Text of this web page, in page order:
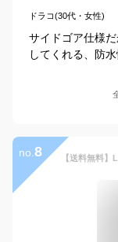
ドラコ(30代・女性)
サイドゴア仕様
してくれる、防
no. 8